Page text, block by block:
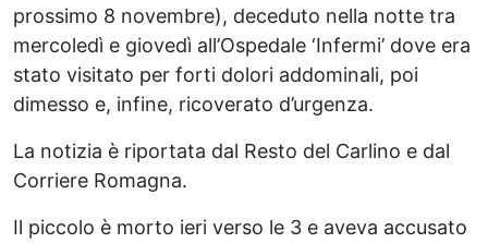
prossimo 8 novembre), deceduto nella notte tra
mercoledì e giovedì all’Ospedale ‘Infermi’ dove era
stato visitato per forti dolori addominali, poi
dimesso e, infine, ricoverato d’urgenza.
La notizia è riportata dal Resto del Carlino e dal
Corriere Romagna.
Il piccolo è morto ieri verso le 3 e aveva accusato